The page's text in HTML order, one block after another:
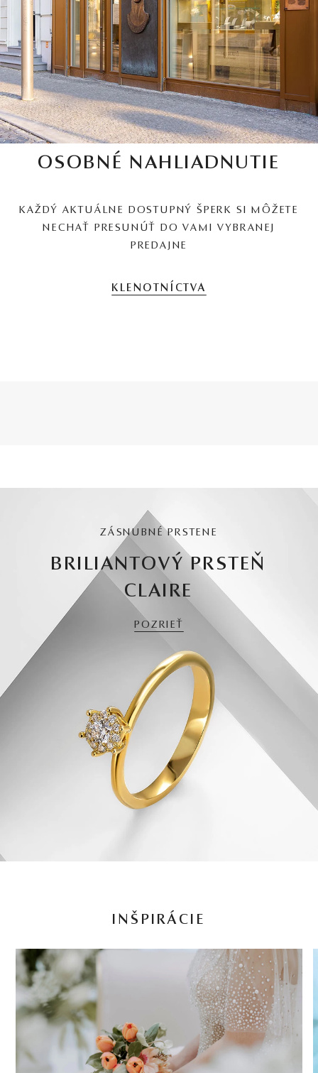
OSOBNÉ NAHLIADNUTIE
KAŽDÝ AKTUÁLNE DOSTUPNÝ ŠPERK SI MÔŽETE
NECHAŤ PRESUNÚŤ DO VAMI VYBRANEJ
PREDAJNE
KLENOTNÍCTVA
ZÁSNUBNÉ PRSTENE
BRILIANTOVÝ PRSTEŇ
CLAIRE
POZRIEŤ
INŠPIRÁCIE